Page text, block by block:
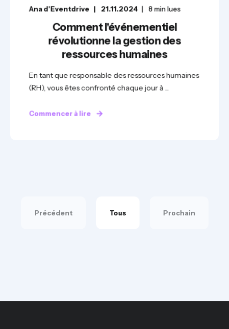
Ana d'Eventdrive 21.11.2024 8min lues
Comment l'événementiel
révolutionne la gestion des
ressources humaines
En tant que responsable des ressources humaines
(RH), vous êtes confronté chaque jour à ...
Commencer à lire
Précédent Tous Prochain